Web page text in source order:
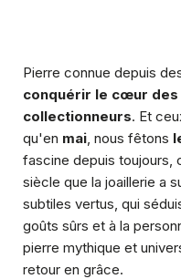
Pierre connue depuis
conquérir le cœur des
collectionneurs. Et
qu'en mai, nous fêtons
fascine depuis toujours,
siècle que la joaillerie a
subtiles vertus, qui
goûts sûrs et à la
pierre mythique et
retour en grâce.